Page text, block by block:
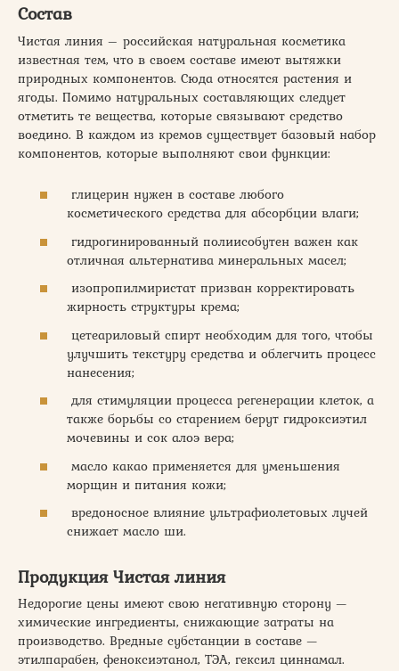
Состав
Чистая линия – российская натуральная косметика
известная тем, что в своем составе имеют вытяжки
природных компонентов. Сюда относятся растения и
ягоды. Помимо натуральных составляющих следует
отметить те вещества, которые связывают средство
воедино. В каждом из кремов существует базовый набор
компонентов, которые выполняют свои функции:
глицерин нужен в составе любого
косметического средства для абсорбции влаги;
гидрогинированный полиисобутен важен как
отличная альтернатива минеральных масел;
изопропилмиристат призван корректировать
жирность структуры крема;
цетеариловый спирт необходим для того, чтобы
улучшить текстуру средства и облегчить процесс
нанесения;
для стимуляции процесса регенерации клеток, а
также борьбы со старением берут гидроксиэтил
мочевины и сок алоэ вера;
масло какао применяется для уменьшения
морщин и питания кожи;
вредоносное влияние ультрафиолетовых лучей
снижает масло ши.
Продукция Чистая линия
Недорогие цены имеют свою негативную сторону —
химические ингредиенты, снижающие затраты на
производство. Вредные субстанции в составе —
этилпарабен, феноксиэтанол, ТЭА, гексил циннамал.